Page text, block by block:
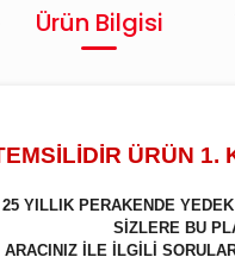
Ürün Bilgisi
ÜRÜN
25 YILLIK PERAKENDE
SİZLERE BU
ARACINIZ İLE İLGİLİ